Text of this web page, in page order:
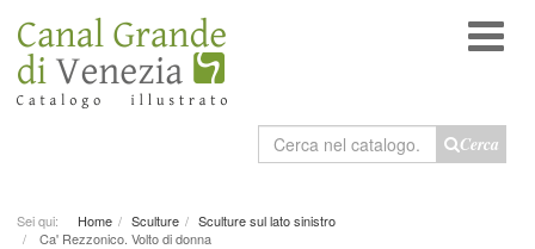
Cerca
Cerca
nel
Sei qui: Home Sculture
Sculture sul lato sinistro
Ca' Rezzonico. Volto di donna